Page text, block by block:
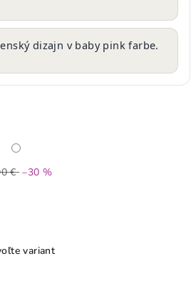
dizajn v baby pink farbe.
€ –30 %
variant